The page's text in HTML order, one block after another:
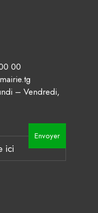
00
– Vendredi,
Envoyer